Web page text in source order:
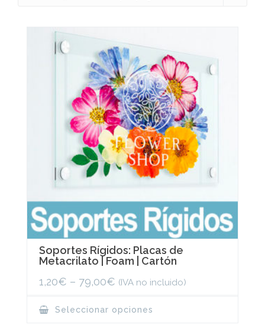
Soportes Rígidos: Placas de
Metacrilato | Foam | Cartón
1,20€ – 79,00€ (IVA no incluido)
Seleccionar opciones